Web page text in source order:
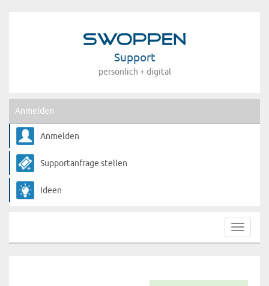
Support
persönlich + digital
Anmelden
Anmelden
Supportanfrage stellen
Ideen
Toggle